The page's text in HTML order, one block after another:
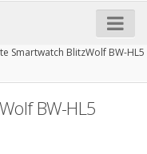
Smartwatch BlitzWolf BW-HL5
BW-HL5